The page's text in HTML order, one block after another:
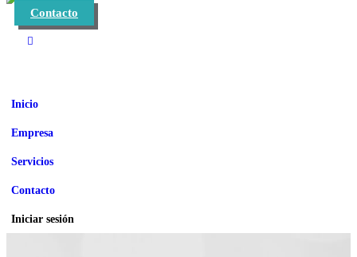
Contacto
Inicio
Empresa
Servicios
Contacto
Iniciar sesión